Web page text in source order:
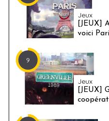
Jeux
[JEUX]
voici
9
Jeux
[JEUX]